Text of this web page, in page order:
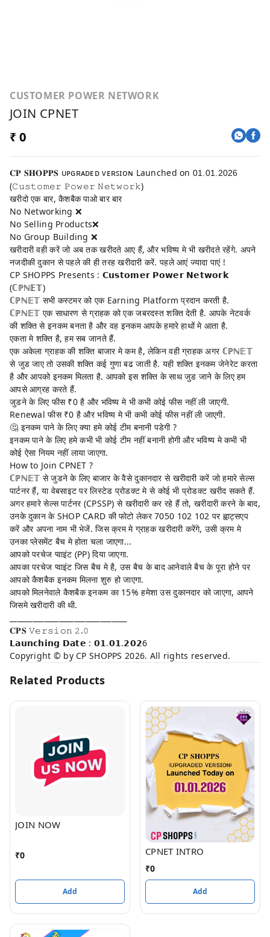
CUSTOMER POWER NETWORK
JOIN CPNET
₹ 0
𝐂𝐏 𝐒𝐇𝐎𝐏𝐏𝐒 ᴜᴩɢʀᴀᴅᴇᴅ ᴠᴇʀꜱɪᴏɴ Launched on 01.01.2026
(𝙲𝚞𝚜𝚝𝚘𝚖𝚎𝚛 𝙿𝚘𝚠𝚎𝚛 𝙽𝚎𝚝𝚠𝚘𝚛𝚔)
खरीदो एक बार, कैशबैक पाओ बार बार
No Networking ❌
No Selling Products❌
No Group Building ❌
खरीदारी वही करें जो अब तक खरीदते आए हैं, और भविष्य मे भी खरीदते रहेंगे. अपने
नजदीकी दुकान से पहले की ही तरह खरीदारी करें. पहले आएं ज्यादा पाएं !
CP SHOPPS Presents : 𝗖𝘂𝘀𝘁𝗼𝗺𝗲𝗿 𝗣𝗼𝘄𝗲𝗿 𝗡𝗲𝘁𝘄𝗼𝗿𝗸
(ℂℙℕ𝔼𝕋)
ℂℙℕ𝔼𝕋 सभी कस्टमर को एक Earning Platform प्रदान करती है.
ℂℙℕ𝔼𝕋 एक साधारण से ग्राहक को एक जबरदस्त शक्ति देती है. आपके नेटवर्क
की शक्ति से इनकम बनता है और वह इनकम आपके हमारे हाथों मे आता है.
एकता मे शक्ति है, हम सब जानते हैं.
एक अकेला ग्राहक की शक्ति बाजार मे कम है, लेकिन वही ग्राहक अगर ℂℙℕ𝔼𝕋
से जुड जाए तो उसकी शक्ति कई गुणा बढ जाती है. यही शक्ति इनकम जेनेरेट करता
है और आपको इनकम मिलता है. आपको इस शक्ति के साथ जुड जाने के लिए हम
आपसे आग्रह करते हैं.
जुडने के लिए फीस ₹0 है और भविष्य मे भी कभी कोई फीस नहीं ली जाएगी.
Renewal फीस ₹0 है और भविष्य मे भी कभी कोई फीस नहीं ली जाएगी.
🤔 इनकम पाने के लिए क्या हमे कोई टीम बनानी पडेगी ?
इनकम पाने के लिए हमे कभी भी कोई टीम नहीं बनानी होगी और भविष्य मे कभी भी
कोई ऐसा नियम नहीं लाया जाएगा.
How to Join CPNET ?
ℂℙℕ𝔼𝕋 से जुडने के लिए बाजार के वैसे दुकानदार से खरीदारी करें जो हमारे सेल्स
पार्टनर हैं, या वेबसाइट पर लिस्टेड प्रोडक्ट मे से कोई भी प्रोडक्ट खरीद सकते हैं.
अगर हमारे सेल्स पार्टनर (CPSSP) से खरीदारी कर रहे हैं तो, खरीदारी करने के बाद,
उनके दुकान के SHOP CARD की फोटो लेकर7050 102 102 पर ह्वाट्सएप
करें और अपना नाम भी भेजें. जिस क्रम मे ग्राहक खरीदारी करेंगे, उसी क्रम मे
उनका प्लेसमेंट बैच मे होता चला जाएगा...
आपको परचेज प्वाइंट (PP) दिया जाएगा.
आपका परचेज प्वाइंट जिस बैच मे है, उस बैच के बाद आनेवाले बैच के पूरा होने पर
आपको कैशबैक इनकम मिलना शुरु हो जाएगा.
आपको मिलनेवाले कैशबैक इनकम का 15% हमेशा उस दुकानदार को जाएगा, आपने
जिसमे खरीदारी की थी.
𝐂𝐏𝐒 𝚅𝚎𝚛𝚜𝚒𝚘𝚗 𝟸.𝟶
𝗟𝗮𝘂𝗻𝗰𝗵𝗶𝗻𝗴 𝗗𝗮𝘁𝗲 : 𝟬𝟭.𝟬𝟭.𝟮𝟬𝟮6
Copyright © by CP SHOPPS 2026. All rights reserved.
Related Products
JOIN NOW
₹0
Add
CPNET INTRO
₹0
Add